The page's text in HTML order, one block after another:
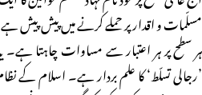
مسلّمات و اقدار پر حملے کرنے میں پیش پیش
ہر سطح پر ہر اعتبار سے مساوات چاہتا ہے۔
’رجالی تسلّط‘ کا علم بردار ہے۔ اسلام کے